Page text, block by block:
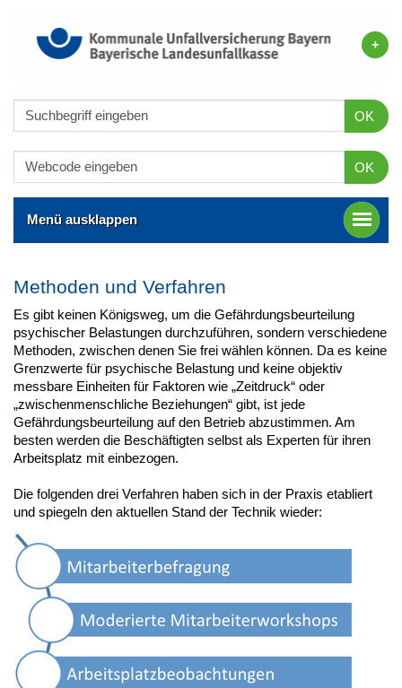
OK
OK
Menü ausklappen
Methoden und Verfahren
Es gibt keinen Königsweg, um die Gefährdungsbeurteilung
psychischer Belastungen durchzuführen, sondern verschiedene
Methoden, zwischen denen Sie frei wählen können. Da es keine
Grenzwerte für psychische Belastung und keine objektiv
messbare Einheiten für Faktoren wie „Zeitdruck“ oder
„zwischenmenschliche Beziehungen“ gibt, ist jede
Gefährdungsbeurteilung auf den Betrieb abzustimmen. Am
besten werden die Beschäftigten selbst als Experten für ihren
Arbeitsplatz mit einbezogen.
Die folgenden drei Verfahren haben sich in der Praxis etabliert
und spiegeln den aktuellen Stand der Technik wieder: